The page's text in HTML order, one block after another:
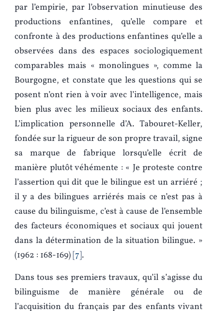
par l’empirie, par l’observation minutieuse des
productions enfantines, qu’elle compare et
confronte à des productions enfantines qu’elle a
observées dans des espaces sociologiquement
comparables mais « monolingues », comme la
Bourgogne, et constate que les questions qui se
posent n’ont rien à voir avec l’intelligence, mais
bien plus avec les milieux sociaux des enfants.
L’implication personnelle d’A. Tabouret-Keller,
fondée sur la rigueur de son propre travail, signe
sa marque de fabrique lorsqu’elle écrit de
manière plutôt véhémente : « Je proteste contre
l’assertion qui dit que le bilingue est un arriéré ;
il y a des bilingues arriérés mais ce n’est pas à
cause du bilinguisme, c’est à cause de l’ensemble
des facteurs économiques et sociaux qui jouent
dans la détermination de la situation bilingue. »
(1962 : 168-169) 7 .
Dans tous ses premiers travaux, qu’il s’agisse du
bilinguisme de manière générale ou de
l’acquisition du français par des enfants vivant